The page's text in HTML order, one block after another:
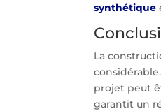
synthétique
La
projet peut
garantit un